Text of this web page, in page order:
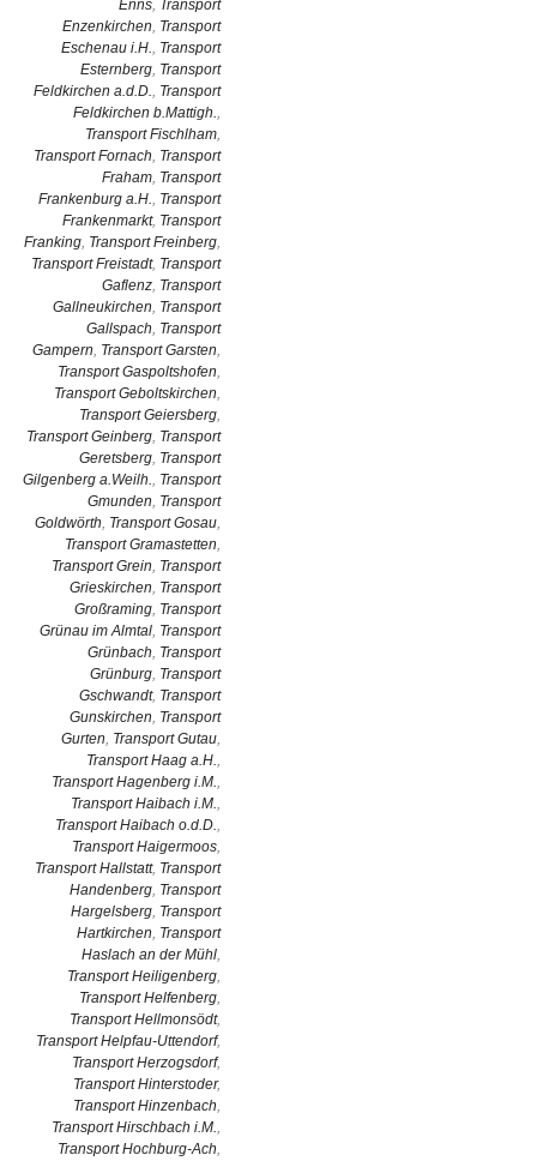
Enns, Transport
Enzenkirchen, Transport
Eschenau i.H., Transport
Esternberg, Transport
Feldkirchen a.d.D., Transport
Feldkirchen b.Mattigh.,
Transport Fischlham,
Transport Fornach, Transport
Fraham, Transport
Frankenburg a.H., Transport
Frankenmarkt, Transport
Franking, Transport Freinberg,
Transport Freistadt, Transport
Gaflenz, Transport
Gallneukirchen, Transport
Gallspach, Transport
Gampern, Transport Garsten,
Transport Gaspoltshofen,
Transport Geboltskirchen,
Transport Geiersberg,
Transport Geinberg, Transport
Geretsberg, Transport
Gilgenberg a.Weilh., Transport
Gmunden, Transport
Goldwörth, Transport Gosau,
Transport Gramastetten,
Transport Grein, Transport
Grieskirchen, Transport
Großraming, Transport
Grünau im Almtal, Transport
Grünbach, Transport
Grünburg, Transport
Gschwandt, Transport
Gunskirchen, Transport
Gurten, Transport Gutau,
Transport Haag a.H.,
Transport Hagenberg i.M.,
Transport Haibach i.M.,
Transport Haibach o.d.D.,
Transport Haigermoos,
Transport Hallstatt, Transport
Handenberg, Transport
Hargelsberg, Transport
Hartkirchen, Transport
Haslach an der Mühl,
Transport Heiligenberg,
Transport Helfenberg,
Transport Hellmonsödt,
Transport Helpfau-Uttendorf,
Transport Herzogsdorf,
Transport Hinterstoder,
Transport Hinzenbach,
Transport Hirschbach i.M.,
Transport Hochburg-Ach,